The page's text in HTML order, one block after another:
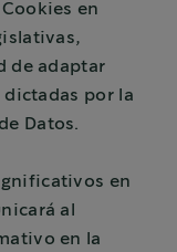
en
de adaptar
por la
Datos.
en
al
en la